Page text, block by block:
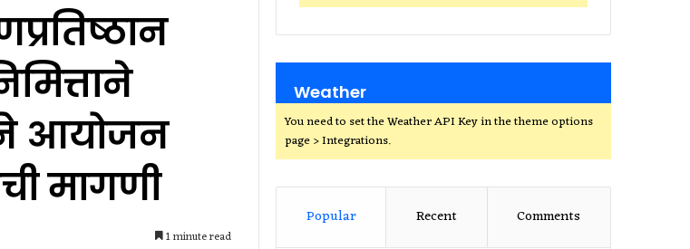
आयोजन
मागणी
1 minute read
Weather
You need to set the Weather API Key in the theme options
page > Integrations.
Popular Recent Comments